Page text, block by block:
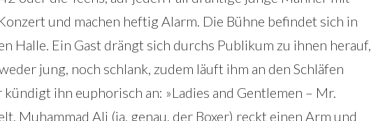
und machen heftig Alarm. Die Bühne befindet sich in
Halle. Ein Gast drängt sich durchs Publikum zu ihnen herauf,
jung, noch schlank, zudem läuft ihm an den Schläfen
ihn euphorisch an: »Ladies and Gentlemen – Mr.
Muhammad Ali (ja, genau, der Boxer) reckt einen Arm und